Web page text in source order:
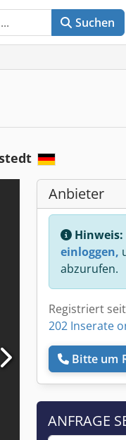
Suchen
Anbieter
Hinweis:
einloggen,
abzurufen.
Registriert
202 Inserate
Bitte um
ANFRAGE